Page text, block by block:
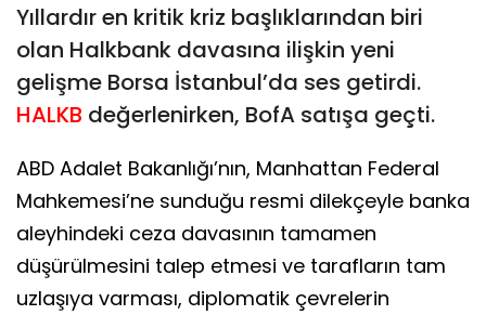
Yıllardır en kritik kriz başlıklarından biri
olan Halkbank davasına ilişkin yeni
gelişme Borsa İstanbul’da ses getirdi.
HALKB değerlenirken, BofA satışa geçti.
ABD Adalet Bakanlığı’nın, Manhattan Federal
Mahkemesi’ne sunduğu resmi dilekçeyle banka
aleyhindeki ceza davasının tamamen
düşürülmesini talep etmesi ve tarafların tam
uzlaşıya varması, diplomatik çevrelerin